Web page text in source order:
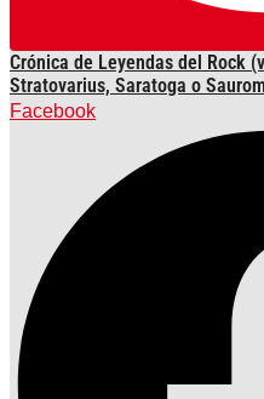
Crónica de Leyendas del Rock
Stratovarius, Saratoga o
Facebook